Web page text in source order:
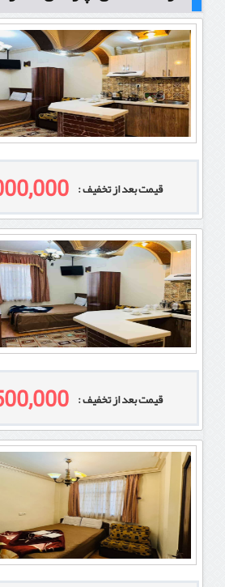
قیمت بعد از تخفیف : 1.000,000
قیمت بعد از تخفیف : 1.500,000